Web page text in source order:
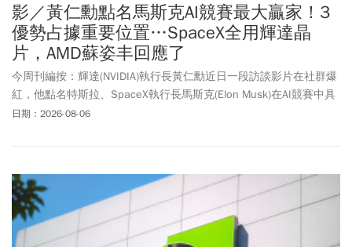
影／黃仁勳點名馬斯克AI競賽最大贏家！3
優勢占據重要位置…SpaceX全用輝達晶
片，AMD蘇姿丰回應了
今周刊編按：輝達(NVIDIA)執行長黃仁勳近日一段訪談影片在社群爆
紅，他點名特斯拉、SpaceX執行長馬斯克(Elon Musk)在AI競賽中具
有3大優勢，包括xAI、自動駕駛與人形機器人，使他處於「絕佳位
達的晶片。利多消息激勵輝達股價周四(8/6)上漲3.43%，收219.22
美元。SpaceX股價則重挫13.61%，收108.27美元。超微(AMD)股價
也大跌7.04%，收482.05美元。超微半導體(AMD)執行長蘇姿丰對此
表示，「我非常尊重伊隆(Elon)，以及他所做的一切，因此我們期待
日期：2026-08-06